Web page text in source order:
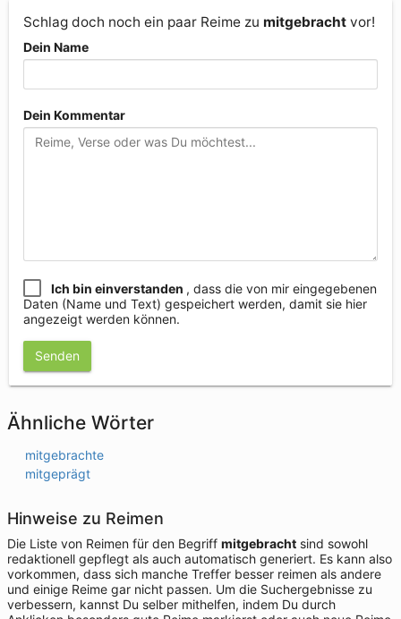
Schlag doch noch ein paar Reime zu mitgebracht vor!
Dein Name
Dein Kommentar
Ich bin einverstanden , dass die von mir eingegebenen
Daten (Name und Text) gespeichert werden, damit sie hier
angezeigt werden können.
Senden
Ähnliche Wörter
mitgebrachte
mitgeprägt
Hinweise zu Reimen
Die Liste von Reimen für den Begriff mitgebracht sind sowohl
redaktionell gepflegt als auch automatisch generiert. Es kann also
vorkommen, dass sich manche Treffer besser reimen als andere
und einige Reime gar nicht passen. Um die Suchergebnisse zu
verbessern, kannst Du selber mithelfen, indem Du durch